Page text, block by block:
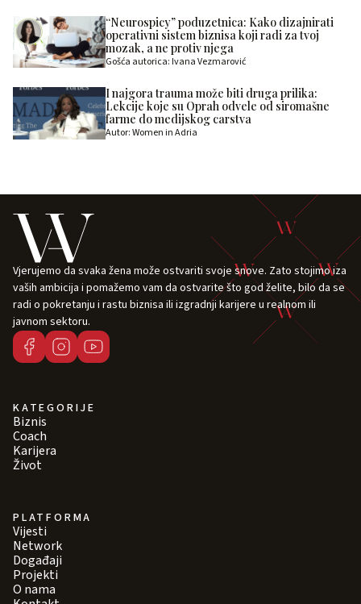
“Neurospicy” poduzetnica: Kako dizajnirati
operativni sistem biznisa koji radi za tvoj
mozak, a ne protiv njega
Gošća autorica: Ivana Vezmarović
I najgora trauma može biti druga prilika:
Lekcije koje su Oprah odvele od siromašne
farme do medijskog carstva
Autor: Women in Adria
Vjerujemo da svaka žena može ostvariti svoje snove. Zato stojimo iza
vaših ambicija i pomažemo vam da ostvarite što god želite, bilo da se
radi o pokretanju i rastu biznisa ili izgradnji karijere u realnom ili
javnom sektoru.
KATEGORIJE
Biznis
Coach
Karijera
Život
PLATFORMA
Vijesti
Network
Događaji
Projekti
O nama